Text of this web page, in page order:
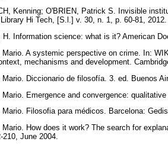
Kenning; O'BRIEN, Patrick S. Invisible
Hi Tech, [S.l.] v. 30, n. 1, p. 60-81,
H. Information science: what is it? American
Mario. A systemic perspective on crime. In:
mechanisms and development.
Mario. Diccionario de filosofía. 3. ed. Buenos
Mario. Emergence and convergence:
Mario. Filosofia para médicos. Barcelona:
Mario. How does it work? The search for
210, June 2004.